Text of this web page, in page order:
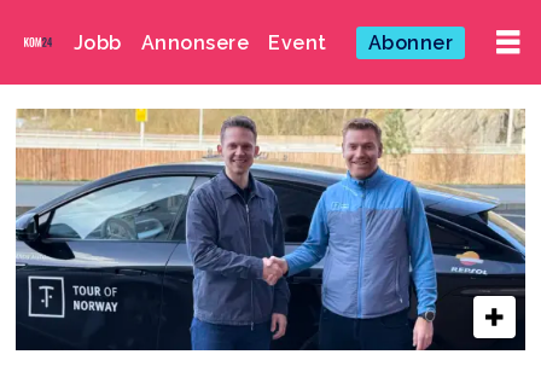
Jobb Annonsere Event Abonner
Emne:
roy
hegreberg